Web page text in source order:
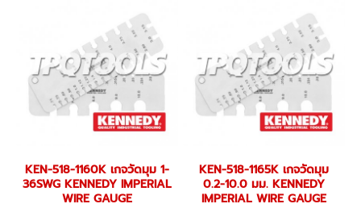
KEN-518-1160K เกจวัดมุม 1-
36SWG KENNEDY IMPERIAL
WIRE GAUGE
KEN-518-1165K เกจวัดมุม
0.2-10.0 มม. KENNEDY
IMPERIAL WIRE GAUGE